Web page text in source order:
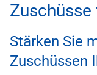
Zuschüsse
Stärken Sie
Zuschüssen